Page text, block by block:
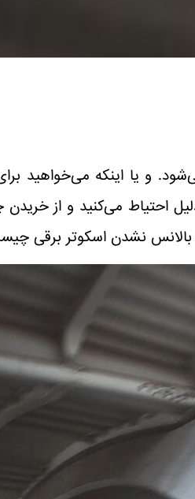
و یا اینکه می‌خواهید
احتیاط می‌کنید و از خریدن
نشدن اسکوتر برقی